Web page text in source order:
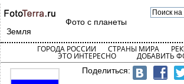
Фото с планеты
Земля
ГОРОДА РОССИИ СТРАНЫ МИРА
ЭТО ИНТЕРЕСНО ДОБАВИТЬ
Поделиться: